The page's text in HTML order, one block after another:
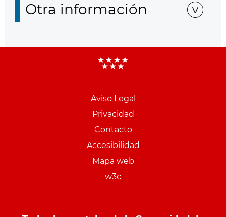
Otra información
Aviso Legal
Privacidad
Contacto
Accesibilidad
Mapa web
w3c